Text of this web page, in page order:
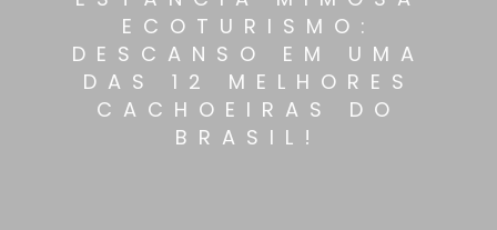
ECOTURISMO:
DESCANSO EM UMA
DAS 12 MELHORES
CACHOEIRAS DO
BRASIL!